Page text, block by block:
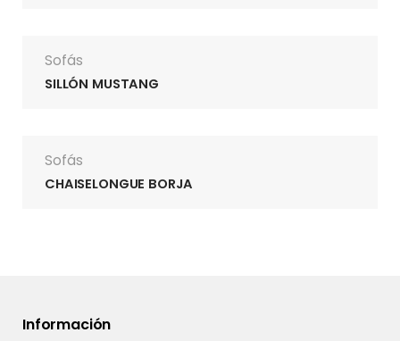
Sofás
SILLÓN MUSTANG
Sofás
CHAISELONGUE BORJA
Información